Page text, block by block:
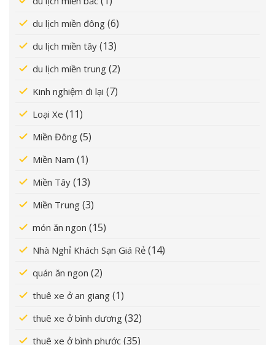
du lịch miền đông (6)
du lịch miền tây (13)
du lịch miền trung (2)
Kinh nghiệm đi lại (7)
Loại Xe (11)
Miền Đông (5)
Miền Nam (1)
Miền Tây (13)
Miền Trung (3)
món ăn ngon (15)
Nhà Nghỉ Khách Sạn Giá Rẻ (14)
quán ăn ngon (2)
thuê xe ở an giang (1)
thuê xe ở bình dương (32)
thuê xe ở bình phước (35)